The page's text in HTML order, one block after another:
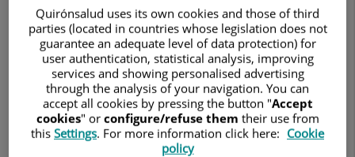
3 de junio de 2025
HOSPITAL QUIRÓNSALUD SAN JOSÉ OFTALMOLOGÍA
También cuando se realiza en combinación con la cirugía de
cataratas.
Quirónsalud uses its own cookies and those of third
parties (located in countries whose legislation does not
guarantee an adequate level of data protection) for
user authentication, statistical analysis, improving
services and showing personalised advertising
through the analysis of your navigation. You can
accept all cookies by pressing the button "Accept
cookies" or configure/refuse them their use from
this Settings. For more information click here: Cookie
policy